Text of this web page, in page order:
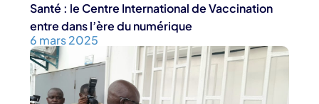
Santé : le Centre International de Vaccination
entre dans l’ère du numérique
6 mars 2025